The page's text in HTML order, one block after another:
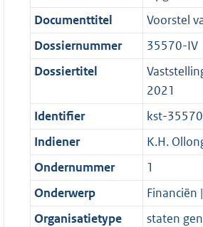
n
f
o
r
a
a
t
K
b
i
n
f
o
m
a
a
t
K
b
e
i
n
f
r
m
a
a
t
2
K
b
i
e
i
n
o
r
m
a
a
t
1
1
K
b
r
o
o
t
e
:
2
b
e
:
Documenttitel
Voorstel
Dossiernummer
35570-IV
Dossiertitel
2021
Identifier
kst-
Indiener
K.H.
Ondernummer
1
Onderwerp
Financiën
Organisatietype
staten